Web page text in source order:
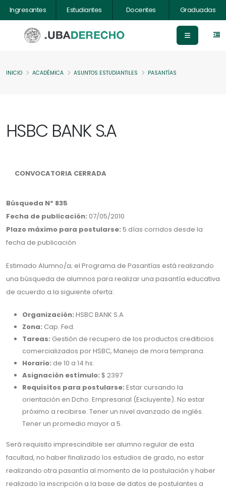
Ingresantes Estudiantes Docentes Graduadas
INICIO ACADÉMICA ASUNTOS ESTUDIANTILES PASANTÍAS
HSBC BANK S.A
CONVOCATORIA CERRADA
Búsqueda Nº 835
Fecha de publicación: 07/05/2010
Plazo máximo para postularse: 5 días corridos desde la
fecha de publicación
Estimado Alumno/a; el Programa de Pasantías está realizando
una búsqueda de alumnos para realizar una pasantía educativa
de acuerdo a la siguiente oferta:
Organización: HSBC BANK S.A
Zona: Cap. Fed.
Tareas: Gestión de recupero de los productos crediticios
comercializados por HSBC, Manejo de mora temprana.
Horario: de 10 a 14 hs.
Asignación estímulo: $ 2397
Requisitos para postularse: Estar cursando la
orientación en Dcho. Empresarial (Excluyente). No estar
próximo a recibirse. Tener un nivel avanzado de inglés.
Tener un promedio mayor a 5.
Será requisito imprescindible ser alumno regular de esta
facultad, no haber finalizado los estudios de grado, no estar
realizando otra pasantía al momento de la postulación y haber
realizado la inscripción a la base de datos de postulantes a